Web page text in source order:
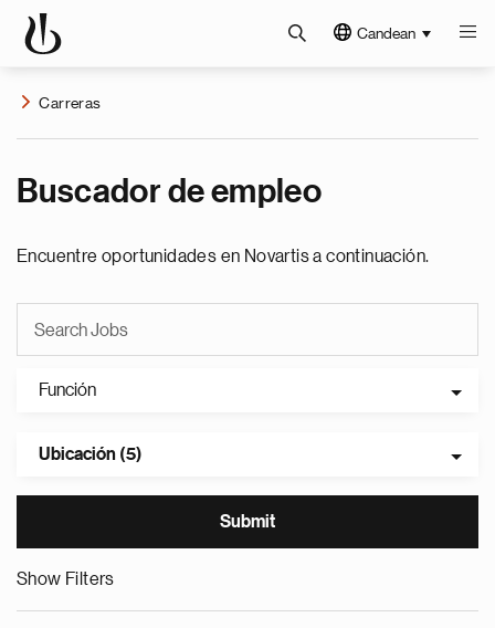
Candean
Carreras
Buscador de empleo
Encuentre oportunidades en Novartis a continuación.
Función
Ubicación (5)
Show Filters